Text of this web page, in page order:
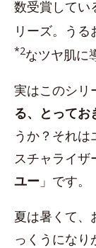
数受賞してい
リーズ。う
*2なツヤ肌に
実はこのシリ
る、とってお
うか？それは
スチャライザ
ユー 」です。
夏は暑くて、
っくうにな